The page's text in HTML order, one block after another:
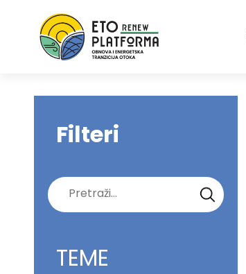
Filteri
Pretraži:
TEME